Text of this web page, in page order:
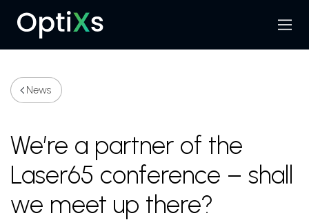
Search
Menu
News
We’re a partner of the
Laser65 conference – shall
we meet up there?